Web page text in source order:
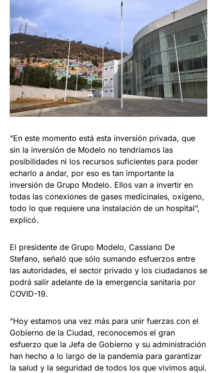
“En este momento está esta inversión privada, que
sin la inversión de Modelo no tendríamos las
posibilidades ni los recursos suficientes para poder
echarlo a andar, por eso es tan importante la
inversión de Grupo Modelo. Ellos van a invertir en
todas las conexiones de gases medicinales, oxígeno,
todo lo que requiere una instalación de un hospital”,
explicó.
El presidente de Grupo Modelo, Cassiano De
Stefano, señaló que sólo sumando esfuerzos entre
las autoridades, el sector privado y los ciudadanos se
podrá salir adelante de la emergencia sanitaria por
COVID-19.
“Hoy estamos una vez más para unir fuerzas con el
Gobierno de la Ciudad, reconocemos el gran
esfuerzo que la Jefa de Gobierno y su administración
han hecho a lo largo de la pandemia para garantizar
la salud y la seguridad de todos los que vivimos aquí.